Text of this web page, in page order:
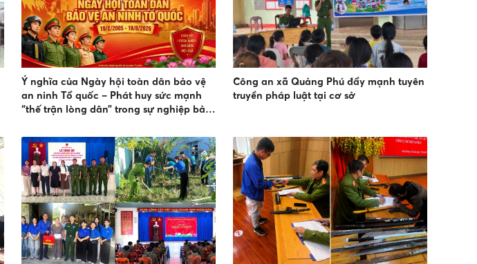
Ý nghĩa của Ngày hội toàn dân bảo vệ
an ninh Tổ quốc – Phát huy sức mạnh
“thế trận lòng dân” trong sự nghiệp bảo
Công an xã Quảng Phú đẩy mạnh tuyên
truyền pháp luật tại cơ sở